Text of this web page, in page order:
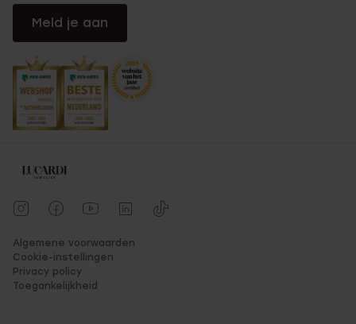
Meld je aan
Algemene voorwaarden
Cookie-instellingen
Privacy policy
Toegankelijkheid